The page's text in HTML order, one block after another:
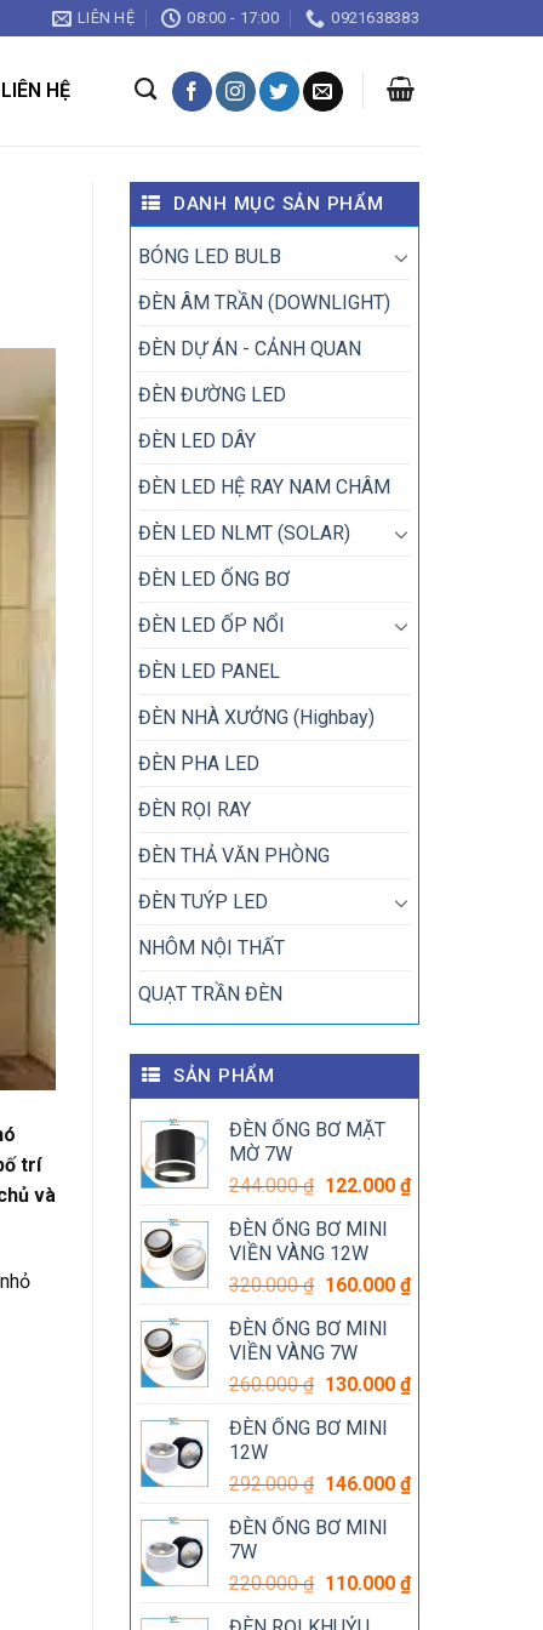
LIÊN HỆ 08:00 - 17:00 0921638383
LIÊN HỆ
trí
và
DANH MỤC SẢN PHẨM
BÓNG LED BULB
ĐÈN ÂM TRẦN (DOWNLIGHT)
ĐÈN DỰ ÁN - CẢNH QUAN
ĐÈN ĐƯỜNG LED
ĐÈN LED DÂY
ĐÈN LED HỆ RAY NAM CHÂM
ĐÈN LED NLMT (SOLAR)
ĐÈN LED ỐNG BƠ
ĐÈN LED ỐP NỔI
ĐÈN LED PANEL
ĐÈN NHÀ XƯỞNG (Highbay)
ĐÈN PHA LED
ĐÈN RỌI RAY
ĐÈN THẢ VĂN PHÒNG
ĐÈN TUÝP LED
NHÔM NỘI THẤT
QUẠT TRẦN ĐÈN
SẢN PHẨM
ĐÈN ỐNG BƠ MẶT
MỜ 7W
244.000₫ Giá
là:
244.000 ₫.
122.000 ₫Giá
122.000 ₫.
ĐÈN ỐNG BƠ MINI
VIỀN VÀNG 12W
320.000₫ Giá
là:
320.000 ₫.
160.000 ₫Giá
160.000 ₫.
ĐÈN ỐNG BƠ MINI
VIỀN VÀNG 7W
260.000₫ Giá
là:
130.000 ₫Giá
130.000 ₫.
ĐÈN ỐNG BƠ MINI
12W
292.000₫ Giá
là:
146.000 ₫Giá
146.000 ₫.
ĐÈN ỐNG BƠ MINI
7W
220.000₫ Giá
110.000 ₫Giá